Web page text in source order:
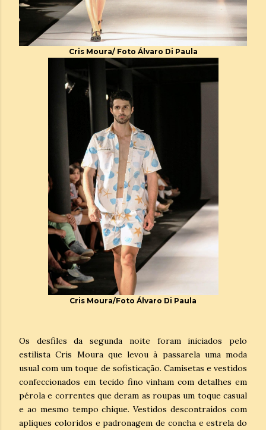
Cris Moura/ Foto Álvaro Di Paula
Cris Moura/Foto Álvaro Di Paula
Os desfiles da segunda noite foram iniciados pelo
estilista Cris Moura que levou à passarela uma moda
usual com um toque de sofisticação. Camisetas e vestidos
confeccionados em tecido fino vinham com detalhes em
pérola e correntes que deram as roupas um toque casual
e ao mesmo tempo chique. Vestidos descontraídos com
apliques coloridos e padronagem de concha e estrela do